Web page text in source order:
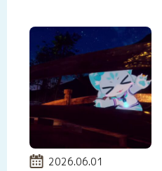
投稿日:
2026.06.01